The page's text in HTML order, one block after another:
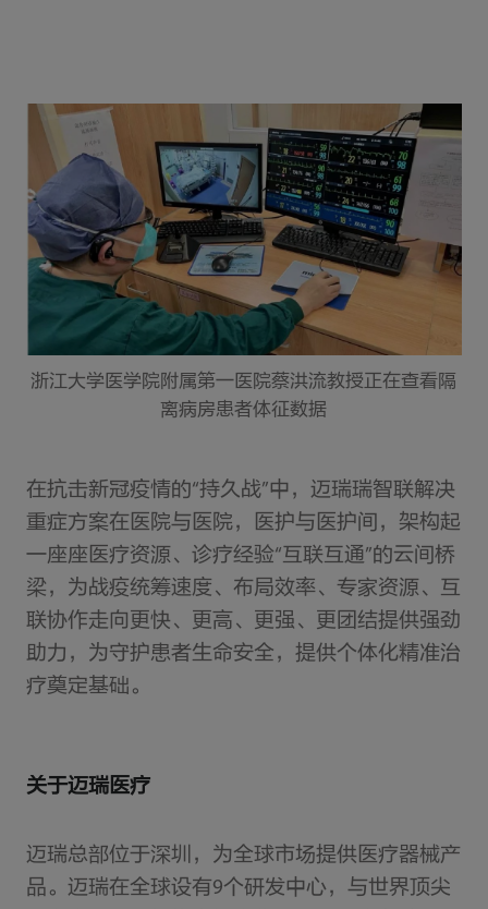
浙江大学医学院附属第一医院蔡洪流教授正在查看隔
离病房患者体征数据
在抗击新冠疫情的“持久战”中，迈瑞瑞智联解决
重症方案在医院与医院，医护与医护间，架构起
一座座医疗资源、诊疗经验“互联互通”的云间桥
梁，为战疫统筹速度、布局效率、专家资源、互
联协作走向更快、更高、更强、更团结提供强劲
助力，为守护患者生命安全，提供个体化精准治
疗奠定基础。
关于迈瑞医疗
迈瑞总部位于深圳，为全球市场提供医疗器械产
品。迈瑞在全球设有9个研发中心，与世界顶尖